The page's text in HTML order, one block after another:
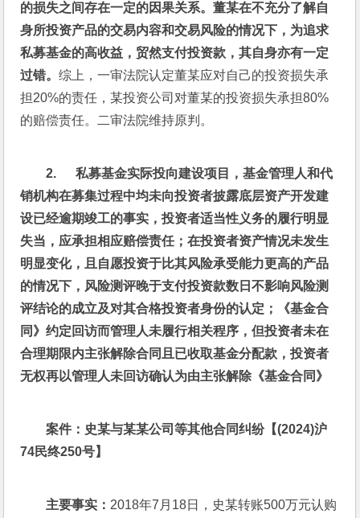
的损失之间存在一定的因果关系。董某在不充分了解自
身所投资产品的交易内容和交易风险的情况下，为追求
私募基金的高收益，贸然支付投资款，其自身亦有一定
过错。综上，一审法院认定董某应对自己的投资损失承
担20%的责任，某投资公司对董某的投资损失承担80%
的赔偿责任。二审法院维持原判。
2. 私募基金实际投向建设项目，基金管理人和代
销机构在募集过程中均未向投资者披露底层资产开发建
设已经逾期竣工的事实，投资者适当性义务的履行明显
失当，应承担相应赔偿责任；在投资者资产情况未发生
明显变化，且自愿投资于比其风险承受能力更高的产品
的情况下，风险测评晚于支付投资款数日不影响风险测
评结论的成立及对其合格投资者身份的认定；《基金合
同》约定回访而管理人未履行相关程序，但投资者未在
合理期限内主张解除合同且已收取基金分配款，投资者
无权再以管理人未回访确认为由主张解除《基金合同》
案件：史某与某某公司等其他合同纠纷【(2024)沪
74民终250号】
主要事实： 2018年7月18日，史某转账500万元认购